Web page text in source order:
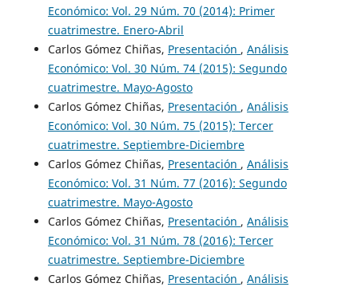
Económico: Vol. 29 Núm. 70 (2014): Primer
cuatrimestre. Enero-Abril
Carlos Gómez Chiñas, Presentación , Análisis
Económico: Vol. 30 Núm. 74 (2015): Segundo
cuatrimestre. Mayo-Agosto
Carlos Gómez Chiñas, Presentación , Análisis
Económico: Vol. 30 Núm. 75 (2015): Tercer
cuatrimestre. Septiembre-Diciembre
Carlos Gómez Chiñas, Presentación , Análisis
Económico: Vol. 31 Núm. 77 (2016): Segundo
cuatrimestre. Mayo-Agosto
Carlos Gómez Chiñas, Presentación , Análisis
Económico: Vol. 31 Núm. 78 (2016): Tercer
cuatrimestre. Septiembre-Diciembre
Carlos Gómez Chiñas, Presentación , Análisis